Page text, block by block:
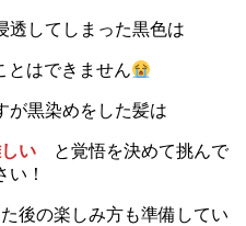
透してしまった黒色は
とはできません
が黒染めをした髪は
い と覚悟を決めて挑んで
い！
後の楽しみ方も準備してい